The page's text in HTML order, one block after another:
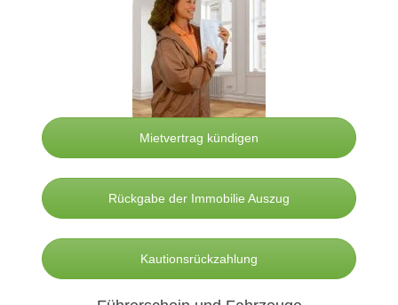
Mietvertrag kündigen
Rückgabe der Immobilie Auszug
Kautionsrückzahlung